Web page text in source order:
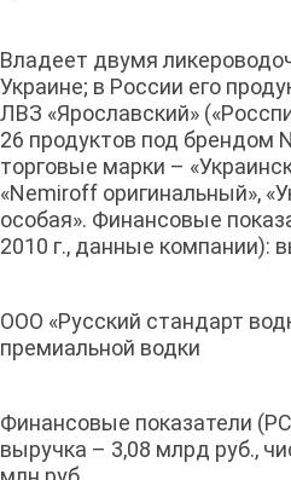
Владеет двумя
Украине; в России его
ЛВЗ «Ярославский»
26 продуктов под брендом
торговые марки –
«Nemiroff оригинальный»,
особая». Финансовые
2010 г., данные компании):
ООО «Русский стандарт
премиальной водки
Финансовые показатели
выручка – 3,08 млрд руб.,